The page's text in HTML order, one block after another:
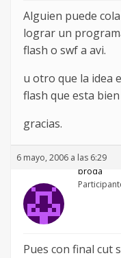
Alguien puede
lograr un
flash o swf a avi.
u otro que la idea
flash que esta
gracias.
6 mayo, 2006 a las 6:29
broda
Pues con final cut